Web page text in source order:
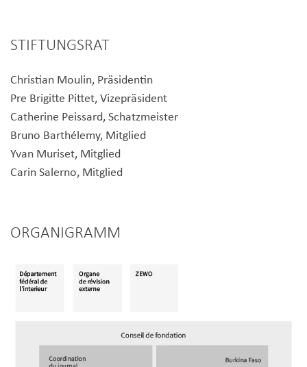
STIFTUNGSRAT
Christian Moulin, Präsidentin
Pre Brigitte Pittet, Vizepräsident
Catherine Peissard, Schatzmeister
Bruno Barthélemy, Mitglied
Yvan Muriset, Mitglied
Carin Salerno, Mitglied
ORGANIGRAMM